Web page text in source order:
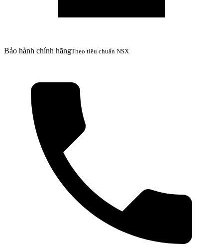
Bảo hành chính hãngTheo tiêu chuẩn NSX